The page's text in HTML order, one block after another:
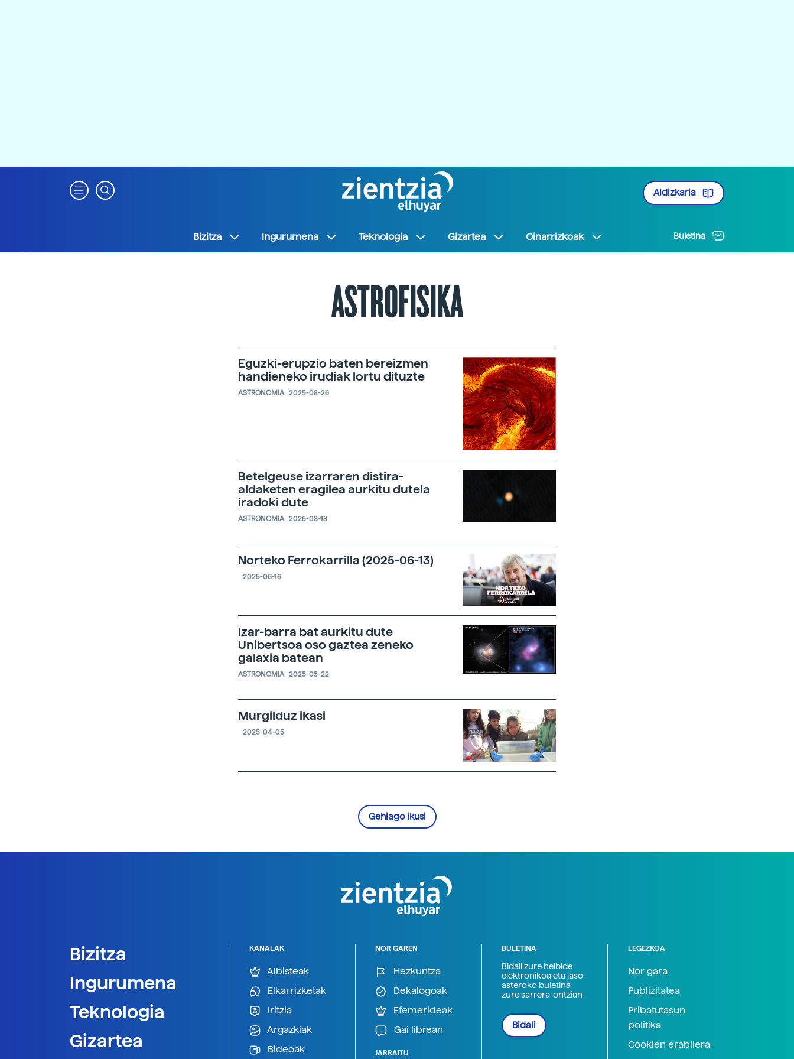
Aldizkaria
Bizitza Ingurumena Teknologia Gizartea Oinarrizkoak Buletina
ASTROFISIKA
Eguzki-erupzio baten bereizmen
handieneko irudiak lortu dituzte
ASTRONOMIA 2025-08-26
Betelgeuse izarraren distira-
aldaketen eragilea aurkitu dutela
iradoki dute
ASTRONOMIA 2025-08-18
Norteko Ferrokarrilla (2025-06-13)
2025-06-16
Izar-barra bat aurkitu dute
Unibertsoa oso gaztea zeneko
galaxia batean
ASTRONOMIA 2025-05-22
Murgilduz ikasi
2025-04-05
Gehiago ikusi
Bizitza
Ingurumena
Teknologia
Gizartea
KANALAK
Albisteak
Elkarrizketak
Iritzia
Argazkiak
Bideoak
NOR GAREN
Hezkuntza
Dekalogoak
Efemerideak
Gai librean
JARRAITU
BULETINA
Bidali zure helbide
elektronikoa eta jaso
asteroko buletina
zure sarrera-ontzian
Bidali
LEGEZKOA
Nor gara
Publizitatea
Pribatutasun
politika
Cookien erabilera